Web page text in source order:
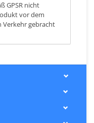
GPSR nicht
vor dem
Verkehr gebracht